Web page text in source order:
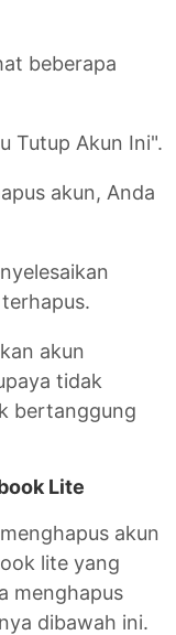
beberapa
Tutup Akun Ini".
akun, Anda
akun
tidak
bertanggung
Lite
akun
lite yang
menghapus
dibawah ini.